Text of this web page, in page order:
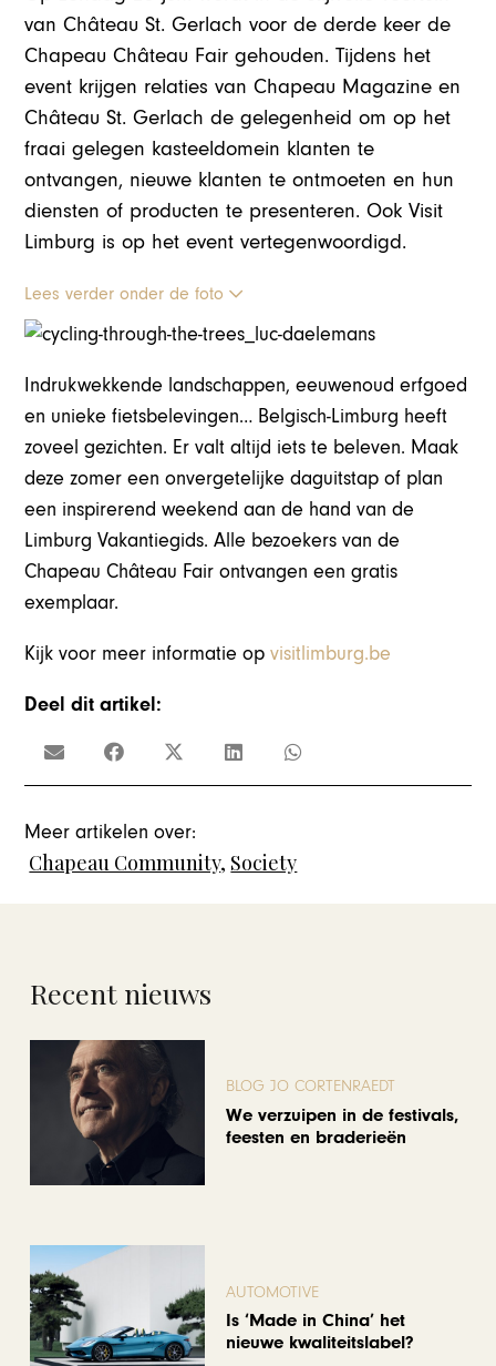
van Château St. Gerlach voor de derde keer de
Chapeau Château Fair gehouden. Tijdens het
event krijgen relaties van Chapeau Magazine en
Château St. Gerlach de gelegenheid om op het
fraai gelegen kasteeldomein klanten te
ontvangen, nieuwe klanten te ontmoeten en hun
diensten of producten te presenteren. Ook Visit
Limburg is op het event vertegenwoordigd.
Lees verder onder de foto
Indrukwekkende landschappen, eeuwenoud erfgoed
en unieke fietsbelevingen… Belgisch-Limburg heeft
zoveel gezichten. Er valt altijd iets te beleven. Maak
deze zomer een onvergetelijke daguitstap of plan
een inspirerend weekend aan de hand van de
Limburg Vakantiegids. Alle bezoekers van de
Chapeau Château Fair ontvangen een gratis
exemplaar.
Kijk voor meer informatie opvisitlimburg.be
Deel dit artikel:
Meer artikelen over:
Chapeau Community, Society
Recent nieuws
BLOG JO CORTENRAEDT
We verzuipen in de festivals,
feesten en braderieën
AUTOMOTIVE
Is ‘Made in China’ het
nieuwe kwaliteitslabel?